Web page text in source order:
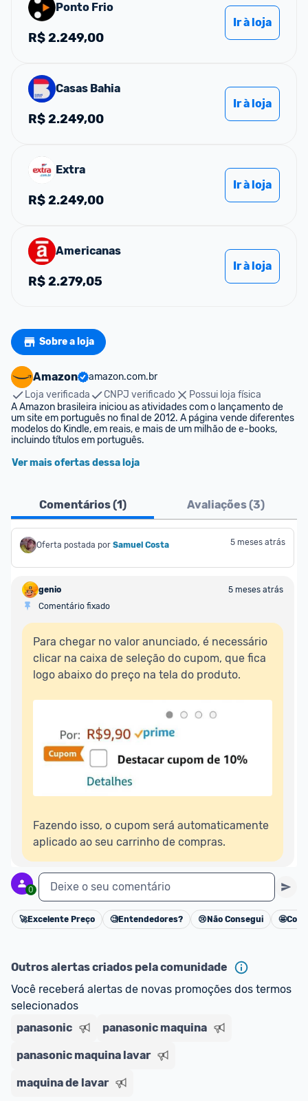
Ponto Frio
R$2.249,00
Ir à loja
Casas Bahia
R$2.249,00
Ir à loja
Extra
R$2.249,00
Ir à loja
Americanas
R$2.279,05
Ir à loja
Sobre a loja
Amazon
amazon.com.br
Loja verificada
CNPJ verificado
Possui loja física
A Amazon brasileira iniciou as atividades com o lançamento de
um site em português no final de 2012. A página vende diferentes
modelos do Kindle, em reais, e mais de um milhão de e-books,
incluindo títulos em português.
Ver mais ofertas dessa loja
Comentários (1) Avaliações (3)
Oferta postada por Samuel Costa 5 meses atrás
genio
5 meses atrás
Comentário fixado
Para chegar no valor anunciado, é necessário
clicar na caixa de seleção do cupom, que fica
logo abaixo do preço na tela do produto.
Fazendo isso, o cupom será automaticamente
aplicado ao seu carrinho de compras.
0 Deixe o seu comentário
Cancelar
🚀Excelente Preço 🧐Entendedores? 😢Não Consegui 🤩
Outros alertas criados pela comunidade
Você receberá alertas de novas promoções dos termos
selecionados
panasonic
panasonic maquina
panasonic maquina lavar
maquina de lavar